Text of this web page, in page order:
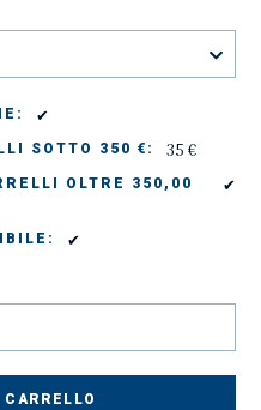
✔
SOTTO 350 €: 35 €
OLTRE 350,00
✔
✔